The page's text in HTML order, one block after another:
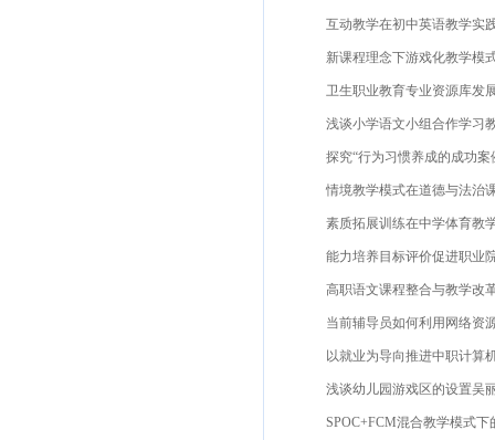
互动教学在初中英语教学实践
新课程理念下游戏化教学模式
卫生职业教育专业资源库发展
浅谈小学语文小组合作学习教
探究“行为习惯养成的成功案
情境教学模式在道德与法治课
素质拓展训练在中学体育教学
能力培养目标评价促进职业院
高职语文课程整合与教学改
当前辅导员如何利用网络资源
以就业为导向推进中职计算机
浅谈幼儿园游戏区的设置吴
SPOC+FCM混合教学模式下